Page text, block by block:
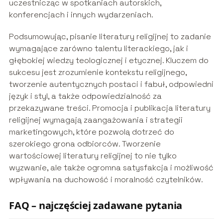
uczestnicząc w spotkaniach autorskich,
konferencjach i innych wydarzeniach.
Podsumowując, pisanie literatury religijnej to zadanie
wymagające zarówno talentu literackiego, jak i
głębokiej wiedzy teologicznej i etycznej. Kluczem do
sukcesu jest zrozumienie kontekstu religijnego,
tworzenie autentycznych postaci i fabuł, odpowiedni
język i styl, a także odpowiedzialność za
przekazywane treści. Promocja i publikacja literatury
religijnej wymagają zaangażowania i strategii
marketingowych, które pozwolą dotrzeć do
szerokiego grona odbiorców. Tworzenie
wartościowej literatury religijnej to nie tylko
wyzwanie, ale także ogromna satysfakcja i możliwość
wpływania na duchowość i moralność czytelników.
FAQ – najczęściej zadawane pytania